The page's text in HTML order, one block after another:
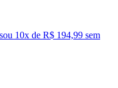
ou 10x de R$ 194,99 sem